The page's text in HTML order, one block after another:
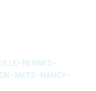
–RENNES–
–METZ–NANCY–